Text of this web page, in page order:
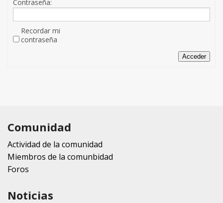
Contraseña:
Recordar mi
contraseña
Acceder
Comunidad
Actividad de la comunidad
Miembros de la comunbidad
Foros
Noticias